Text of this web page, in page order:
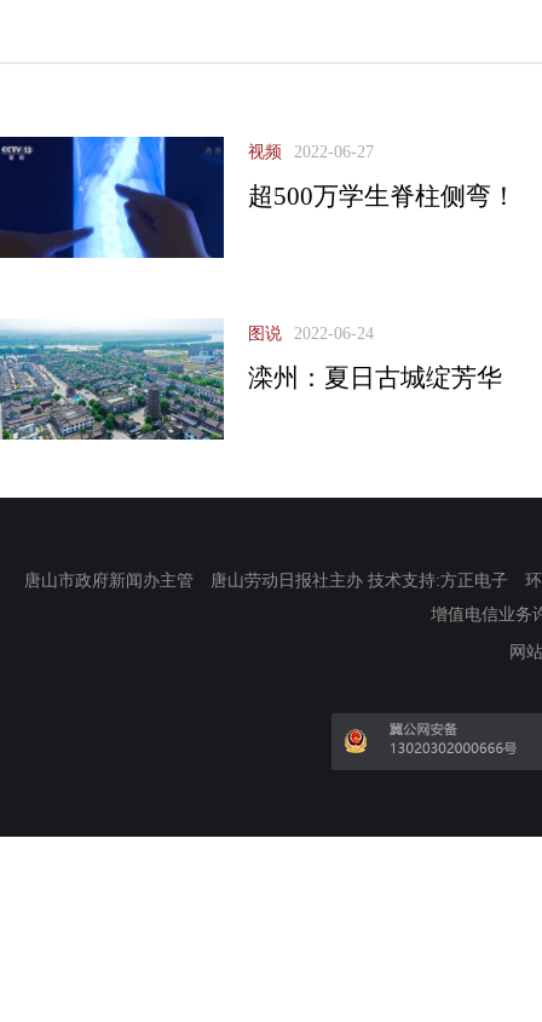
视频 2022-06-27
超500万学生脊柱侧弯！
图说 2022-06-24
滦州：夏日古城绽芳华
唐山市政府新闻办主管 唐山劳动日报社主办 技术支持:方正电子
增值电信业务
网